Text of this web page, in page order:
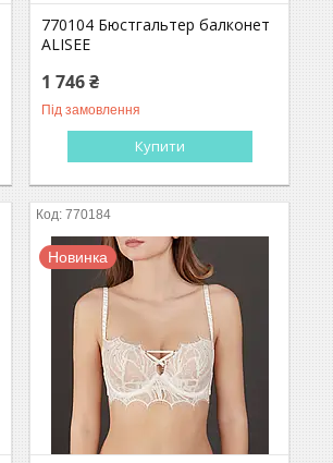
770104 Бюстгальтер балконет
ALISEE
1 746 ₴
Під замовлення
Купити
770184
Новинка